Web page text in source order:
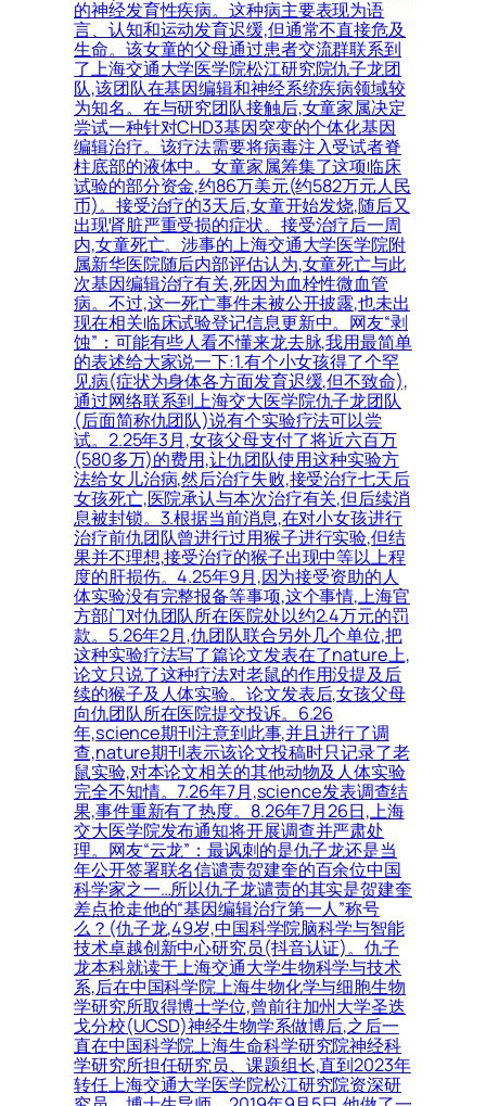
的神经发育性疾病。这种病主要表现为语
言、认知和运动发育迟缓,但通常不直接危及
生命。该女童的父母通过患者交流群联系到
了上海交通大学医学院松江研究院仇子龙团
队,该团队在基因编辑和神经系统疾病领域较
为知名。在与研究团队接触后,女童家属决定
尝试一种针对CHD3基因突变的个体化基因
编辑治疗。该疗法需要将病毒注入受试者脊
柱底部的液体中。女童家属筹集了这项临床
试验的部分资金,约86万美元(约582万元人民
币)。接受治疗的3天后,女童开始发烧,随后又
出现肾脏严重受损的症状。接受治疗后一周
内,女童死亡。涉事的上海交通大学医学院附
属新华医院随后内部评估认为,女童死亡与此
次基因编辑治疗有关,死因为血栓性微血管
病。不过,这一死亡事件未被公开披露,也未出
现在相关临床试验登记信息更新中。网友“剥
蚀”：可能有些人看不懂来龙去脉,我用最简单
的表述给大家说一下:1.有个小女孩得了个罕
见病(症状为身体各方面发育迟缓,但不致命),
通过网络联系到上海交大医学院仇子龙团队
(后面简称仇团队)说有个实验疗法可以尝
试。2.25年3月,女孩父母支付了将近六百万
(580多万)的费用,让仇团队使用这种实验方
法给女儿治病,然后治疗失败,接受治疗七天后
女孩死亡,医院承认与本次治疗有关,但后续消
息被封锁。3.根据当前消息,在对小女孩进行
治疗前仇团队曾进行过用猴子进行实验,但结
果并不理想,接受治疗的猴子出现中等以上程
度的肝损伤。4.25年9月,因为接受资助的人
体实验没有完整报备等事项,这个事情,上海官
方部门对仇团队所在医院处以约2.4万元的罚
款。5.26年2月,仇团队联合另外几个单位,把
这种实验疗法写了篇论文发表在了nature上,
论文只说了这种疗法对老鼠的作用没提及后
续的猴子及人体实验。论文发表后,女孩父母
向仇团队所在医院提交投诉。6.26
年,science期刊注意到此事,并且进行了调
查,nature期刊表示该论文投稿时只记录了老
鼠实验,对本论文相关的其他动物及人体实验
完全不知情。7.26年7月,science发表调查结
果,事件重新有了热度。8.26年7月26日,上海
交大医学院发布通知将开展调查并严肃处
理。网友“云龙”：最讽刺的是仇子龙还是当
年公开签署联名信谴责贺建奎的百余位中国
科学家之一…所以仇子龙谴责的其实是贺建奎
差点抢走他的“基因编辑治疗第一人”称号
么？(仇子龙,49岁,中国科学院脑科学与智能
技术卓越创新中心研究员(抖音认证)。仇子
龙本科就读于上海交通大学生物科学与技术
系,后在中国科学院上海生物化学与细胞生物
学研究所取得博士学位,曾前往加州大学圣迭
戈分校(UCSD)神经生物学系做博后,之后一
直在中国科学院上海生命科学研究院神经科
学研究所担任研究员、课题组长,直到2023年
转任上海交通大学医学院松江研究院资深研